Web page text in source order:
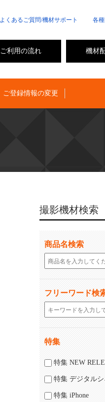
よくあるご質問/機材サポート 各
機材
ご利用の流れ
ご登録情報の変更
撮影機材検索
商品名検索
フリーワード検
特集
特集 NEW
特集 デジタル
特集 iPhone